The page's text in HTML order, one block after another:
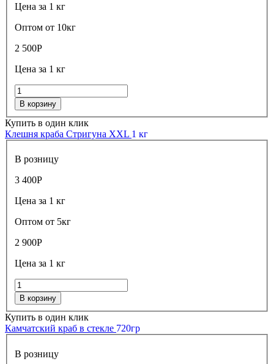
Цена за 1 кг
Оптом от 10кг
2 500Р
Цена за 1 кг
В корзину
Купить в один клик
Клешня краба Стригуна XXL 1 кг
В розницу
3 400Р
Цена за 1 кг
Оптом от 5кг
2 900Р
Цена за 1 кг
В корзину
Купить в один клик
Камчатский краб в стекле 720гр
В розницу